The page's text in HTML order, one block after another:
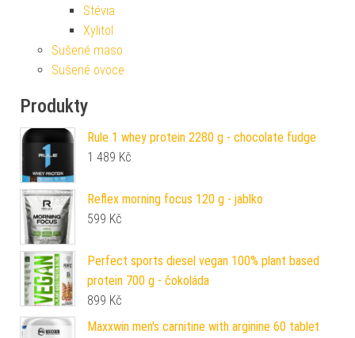
Stévia
Xylitol
Sušené maso
Sušené ovoce
Produkty
Rule 1 whey protein 2280 g - chocolate fudge
1 489 Kč
Reflex morning focus 120 g - jablko
599 Kč
Perfect sports diesel vegan 100% plant based
protein 700 g - čokoláda
899 Kč
Maxxwin men's carnitine with arginine 60 tablet